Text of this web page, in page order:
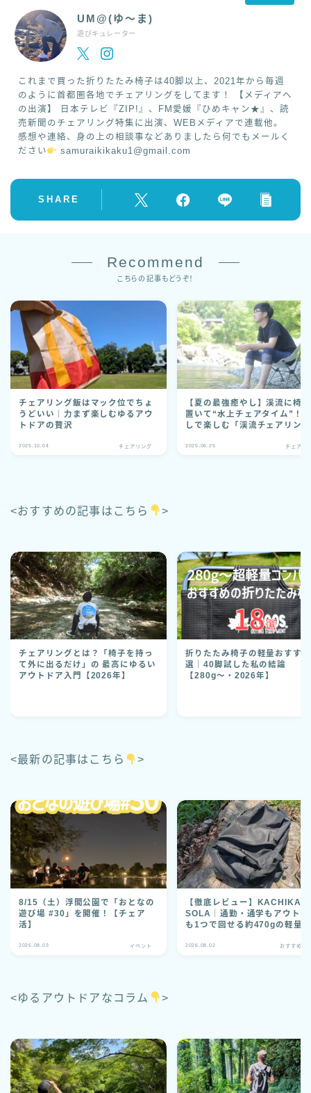
UM@(ゆ～ま)
遊びキュレーター
これまで買った折りたたみ椅子は40脚以上、2021年から毎週
のように首都圏各地でチェアリングをしてます！ 【メディアへ
の出演】 日本テレビ『ZIP!』、FM愛媛『ひめキャン★』、読
売新聞のチェアリング特集に出演、WEBメディアで連載他。
感想や連絡、身の上の相談事などありましたら何でもメールく
ださい
samuraikikaku1@gmail.com
SHARE
Recommend
こちらの記事もどうぞ！
チェアリング飯はマック位でちょ
うどいい｜力まず楽しむゆるアウ
トドアの贅沢
2025.10.04 チェアリング
【夏の最強癒やし】渓流に椅
置いて“水上チェアタイム”！
しで楽しむ「渓流チェアリン
2025.06.25 チェアリ
<おすすめの記事はこちら >
チェアリングとは？「椅子を持っ
て外に出るだけ」の 最高にゆるい
アウトドア入門【2026年】
折りたたみ椅子の軽量おすす
選｜40脚試した私の結論
【280g〜・2026年】
<最新の記事はこちら >
8/15（土）浮間公園で「おとなの
遊び場 #30」を開催！【チェア
活】
2026.08.03 イベント
【徹底レビュー】KACHIKA
SOLA｜通勤・通学もアウトド
も1つで回せる約470gの軽量
2026.08.02 おすすめグ
<ゆるアウトドアなコラム >